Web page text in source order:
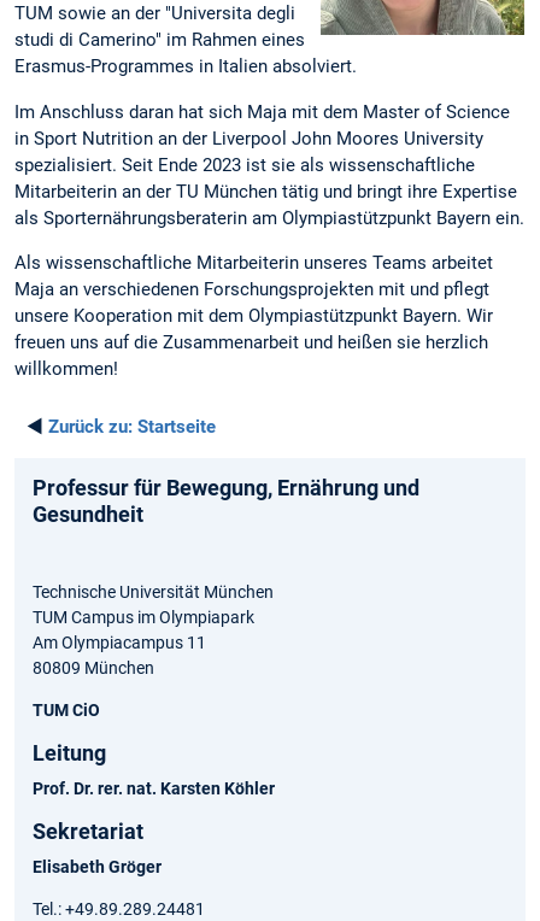
TUM sowie an der "Universita degli
studi di Camerino" im Rahmen eines
Erasmus-Programmes in Italien absolviert.
Im Anschluss daran hat sich Maja mit dem Master of Science
in Sport Nutrition an der Liverpool John Moores University
spezialisiert. Seit Ende 2023 ist sie als wissenschaftliche
Mitarbeiterin an der TU München tätig und bringt ihre Expertise
als Sporternährungsberaterin am Olympiastützpunkt Bayern ein.
Als wissenschaftliche Mitarbeiterin unseres Teams arbeitet
Maja an verschiedenen Forschungsprojekten mit und pflegt
unsere Kooperation mit dem Olympiastützpunkt Bayern. Wir
freuen uns auf die Zusammenarbeit und heißen sie herzlich
willkommen!
◄ Zurück zu: Startseite
Professur für Bewegung, Ernährung und
Gesundheit
Technische Universität München
TUM Campus im Olympiapark
Am Olympiacampus 11
80809 München
TUM CiO
Leitung
Prof. Dr. rer. nat. Karsten Köhler
Sekretariat
Elisabeth Gröger
Tel.: +49.89.289.24481